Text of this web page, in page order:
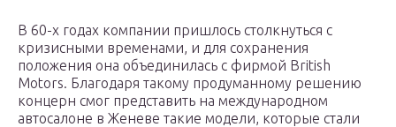
В 60-х годах компании пришлось столкнуться с
кризисными временами, и для сохранения
положения она объединилась с фирмой British
Motors. Благодаря такому продуманному решению
концерн смог представить на международном
автосалоне в Женеве такие модели, которые стали